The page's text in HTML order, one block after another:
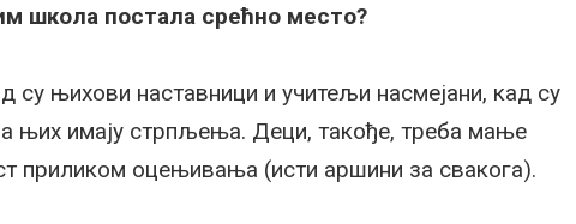
школа постала срећно место?
су њихови наставници и учитељи насмејани, кад су
њих имају стрпљења. Деци, такође, треба мање
приликом оцењивања (исти аршини за свакога).